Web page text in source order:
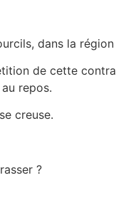
dans la région
de cette
repos.
creuse.
?